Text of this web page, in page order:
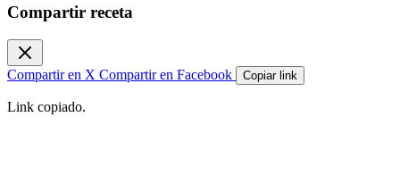
Compartir receta
Compartir en X Compartir en Facebook Copiar link
Link copiado.